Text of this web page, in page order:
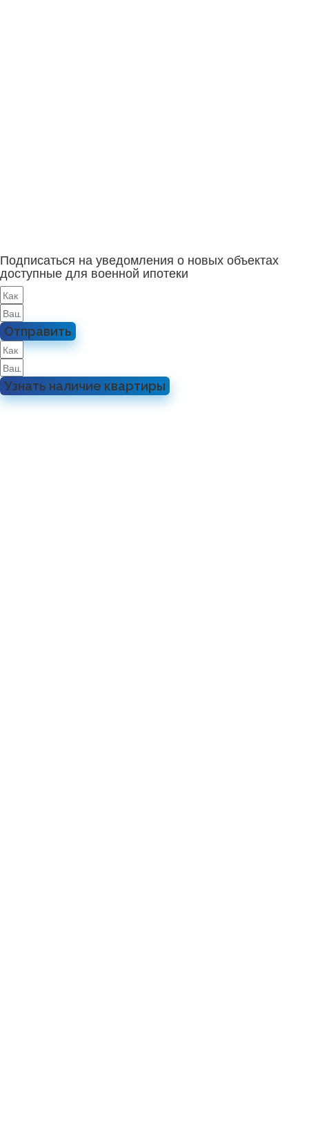
Подписаться на уведомления о новых объектах
доступные для военной ипотеки
Отправить
Узнать наличие квартиры